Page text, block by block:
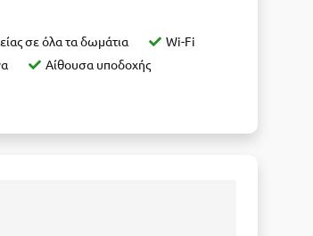
σε όλα τα δωμάτια
Wi-Fi
Αίθουσα υποδοχής